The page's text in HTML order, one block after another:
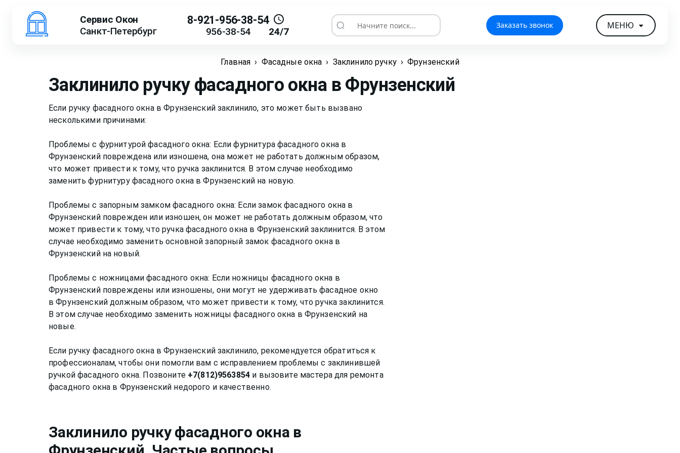
Сервис Окон
Санкт-Петербург
8-921-956-38-54
956-38-54 24/7 Начните поиск... Заказать звонок МЕНЮ
Главная › Фасадные окна › Заклинило ручку › Фрунзенский
Заклинило ручку фасадного окна в Фрунзенский
Если ручку фасадного окна в Фрунзенский заклинило, это может быть вызвано
несколькими причинами:
Проблемы с фурнитурой фасадного окна: Если фурнитура фасадного окна в
Фрунзенский повреждена или изношена, она может не работать должным образом,
что может привести к тому, что ручка заклинится. В этом случае необходимо
заменить фурнитуру фасадного окна в Фрунзенский на новую.
Проблемы с запорным замком фасадного окна: Если замок фасадного окна в
Фрунзенский поврежден или изношен, он может не работать должным образом, что
может привести к тому, что ручка фасадного окна в Фрунзенский заклинится. В этом
случае необходимо заменить основной запорный замок фасадного окна в
Фрунзенский на новый.
Проблемы с ножницами фасадного окна: Если ножницы фасадного окна в
Фрунзенский повреждены или изношены, они могут не удерживать фасадное окно
в Фрунзенский должным образом, что может привести к тому, что ручка заклинится.
В этом случае необходимо заменить ножницы фасадного окна в Фрунзенский на
новые.
Если ручку фасадного окна в Фрунзенский заклинило, рекомендуется обратиться к
профессионалам, чтобы они помогли вам с исправлением проблемы с заклинившей
ручкой фасадного окна. Позвоните +7(812)9563854 и вызовите мастера для ремонта
Заклинило ручку фасадного окна в